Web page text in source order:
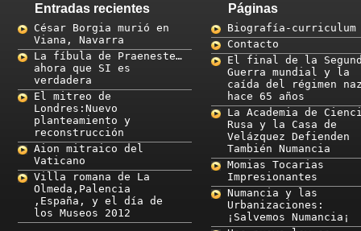
Entradas recientes
César Borgia murió en
Viana, Navarra
La fíbula de Praeneste…
ahora que SI es
verdadera
El mitreo de
Londres:Nuevo
planteamiento y
reconstrucción
Aion mitraico del
Vaticano
Villa romana de La
Olmeda,Palencia
,España, y el día de
los Museos 2012
Páginas
Biografía-curriculum
Contacto
El final de la
Guerra mundial y la
caída del régimen
hace 65 años
La Academia de
Rusa y la Casa de
Velázquez Defienden
También Numancia
Momias Tocarias
Impresionantes
Numancia y las
Urbanizaciones:
¡Salvemos Numancia¡